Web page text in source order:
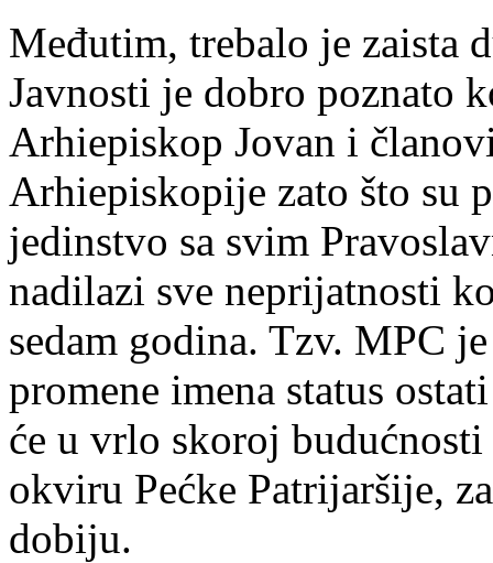
Međutim, trebalo je zaista
Javnosti je dobro poznato
Arhiepiskop Jovan i
Arhiepiskopije zato što su
jedinstvo sa svim
nadilazi sve neprijatnosti
sedam godina. Tzv. MPC
promene imena status
će u vrlo skoroj
okviru Pećke Patrijaršije,
dobiju.